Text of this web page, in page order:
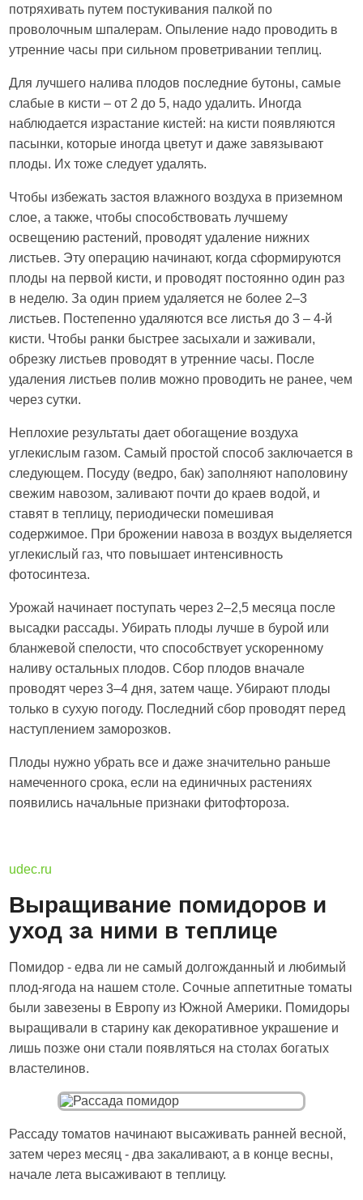
потряхивать путем постукивания палкой по
проволочным шпалерам. Опыление надо проводить в
утренние часы при сильном проветривании теплиц.
Для лучшего налива плодов последние бутоны, самые
слабые в кисти – от 2 до 5, надо удалить. Иногда
наблюдается израстание кистей: на кисти появляются
пасынки, которые иногда цветут и даже завязывают
плоды. Их тоже следует удалять.
Чтобы избежать застоя влажного воздуха в приземном
слое, а также, чтобы способствовать лучшему
освещению растений, проводят удаление нижних
листьев. Эту операцию начинают, когда сформируются
плоды на первой кисти, и проводят постоянно один раз
в неделю. За один прием удаляется не более 2–3
листьев. Постепенно удаляются все листья до 3 – 4-й
кисти. Чтобы ранки быстрее засыхали и заживали,
обрезку листьев проводят в утренние часы. После
удаления листьев полив можно проводить не ранее, чем
через сутки.
Неплохие результаты дает обогащение воздуха
углекислым газом. Самый простой способ заключается в
следующем. Посуду (ведро, бак) заполняют наполовину
свежим навозом, заливают почти до краев водой, и
ставят в теплицу, периодически помешивая
содержимое. При брожении навоза в воздух выделяется
углекислый газ, что повышает интенсивность
фотосинтеза.
Урожай начинает поступать через 2–2,5 месяца после
высадки рассады. Убирать плоды лучше в бурой или
бланжевой спелости, что способствует ускоренному
наливу остальных плодов. Сбор плодов вначале
проводят через 3–4 дня, затем чаще. Убирают плоды
только в сухую погоду. Последний сбор проводят перед
наступлением заморозков.
Плоды нужно убрать все и даже значительно раньше
намеченного срока, если на единичных растениях
появились начальные признаки фитофтороза.
udec.ru
Выращивание помидоров и
уход за ними в теплице
Помидор - едва ли не самый долгожданный и любимый
плод-ягода на нашем столе. Сочные аппетитные томаты
были завезены в Европу из Южной Америки. Помидоры
выращивали в старину как декоративное украшение и
лишь позже они стали появляться на столах богатых
властелинов.
Рассаду томатов начинают высаживать ранней весной,
затем через месяц - два закаливают, а в конце весны,
начале лета высаживают в теплицу.